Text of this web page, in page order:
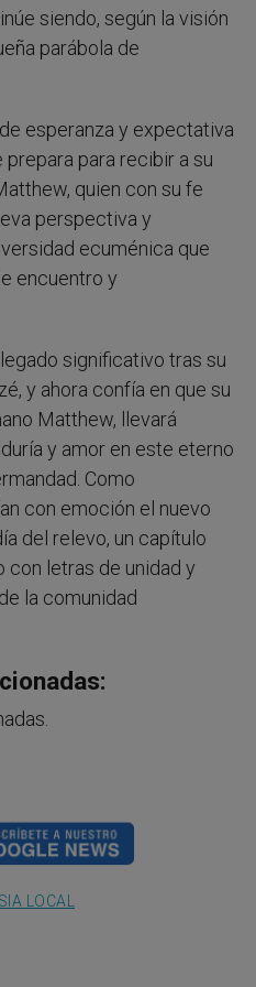
siendo, según la visión
parábola de
esperanza y expectativa
para recibir a su
quien con su fe
perspectiva y
ecuménica que
encuentro y
significativo tras su
y ahora confía en que su
Matthew, llevará
y amor en este eterno
Como
con emoción el nuevo
del relevo, un capítulo
con letras de unidad y
la comunidad
LOCAL